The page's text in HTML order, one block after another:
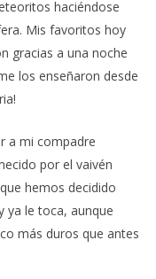
haciéndose
Mis favoritos hoy
gracias a una noche
los enseñaron desde
a mi compadre
por el vaivén
hemos decidido
ya le toca, aunque
más duros que antes